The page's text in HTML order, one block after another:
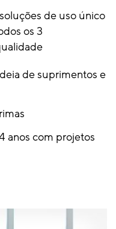
de uso único
os 3
de suprimentos e
anos com projetos